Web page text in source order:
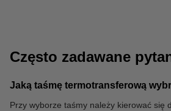
Często zadawane
Jaką taśmę termotransferową
Przy wyborze taśmy należy kierować się